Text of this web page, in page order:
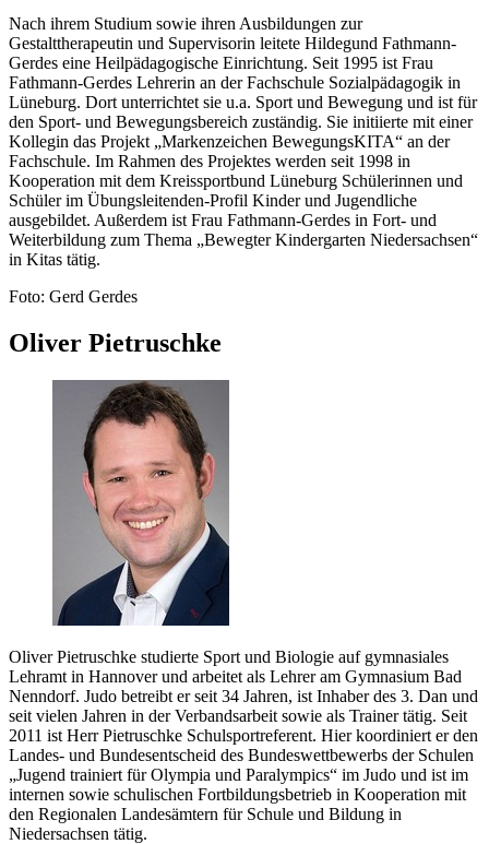
Nach ihrem Studium sowie ihren Ausbildungen zur
Gestalttherapeutin und Supervisorin leitete Hildegund Fathmann-
Gerdes eine Heilpädagogische Einrichtung. Seit 1995 ist Frau
Fathmann-Gerdes Lehrerin an der Fachschule Sozialpädagogik in
Lüneburg. Dort unterrichtet sie u.a. Sport und Bewegung und ist für
den Sport- und Bewegungsbereich zuständig. Sie initiierte mit einer
Kollegin das Projekt „Markenzeichen BewegungsKITA“ an der
Fachschule. Im Rahmen des Projektes werden seit 1998 in
Kooperation mit dem Kreissportbund Lüneburg Schülerinnen und
Schüler im Übungsleitenden-Profil Kinder und Jugendliche
ausgebildet. Außerdem ist Frau Fathmann-Gerdes in Fort- und
Weiterbildung zum Thema „Bewegter Kindergarten Niedersachsen“
in Kitas tätig.
Foto: Gerd Gerdes
Oliver Pietruschke
Oliver Pietruschke studierte Sport und Biologie auf gymnasiales
Lehramt in Hannover und arbeitet als Lehrer am Gymnasium Bad
Nenndorf. Judo betreibt er seit 34 Jahren, ist Inhaber des 3. Dan und
seit vielen Jahren in der Verbandsarbeit sowie als Trainer tätig. Seit
2011 ist Herr Pietruschke Schulsportreferent. Hier koordiniert er den
Landes- und Bundesentscheid des Bundeswettbewerbs der Schulen
„Jugend trainiert für Olympia und Paralympics“ im Judo und ist im
internen sowie schulischen Fortbildungsbetrieb in Kooperation mit
den Regionalen Landesämtern für Schule und Bildung in
Niedersachsen tätig.